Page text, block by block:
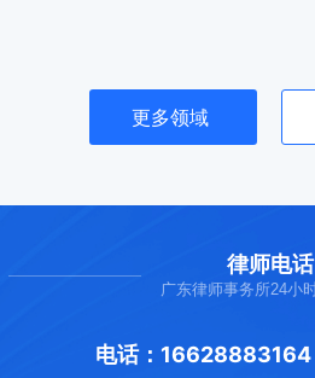
更多领域
律师电话
广东律师事务所24小
电话：16628883164